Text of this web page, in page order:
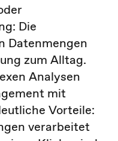
Die
Datenmengen
zum Alltag.
Analysen
mit
Vorteile:
verarbeitet